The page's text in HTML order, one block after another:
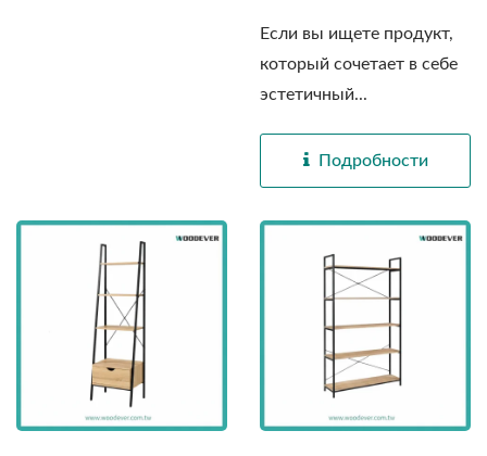
Если вы ищете продукт,
который сочетает в себе
эстетичный...
Подробности